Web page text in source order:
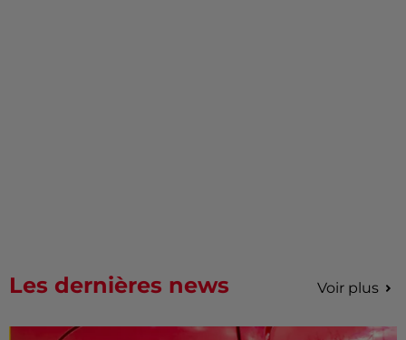
Les dernières news Voir plus